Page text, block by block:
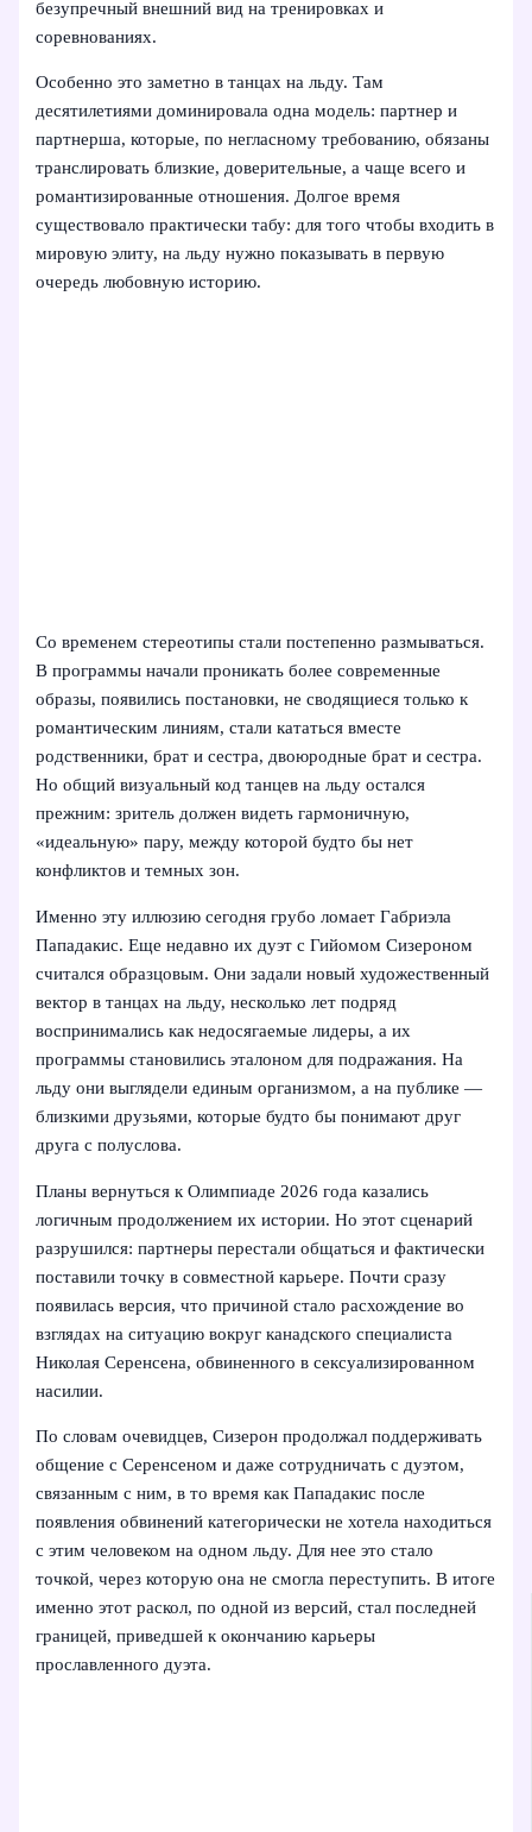
безупречный внешний вид на тренировках и
соревнованиях.
Особенно это заметно в танцах на льду. Там
десятилетиями доминировала одна модель: партнер и
партнерша, которые, по негласному требованию, обязаны
транслировать близкие, доверительные, а чаще всего и
романтизированные отношения. Долгое время
существовало практически табу: для того чтобы входить в
мировую элиту, на льду нужно показывать в первую
очередь любовную историю.
Со временем стереотипы стали постепенно размываться.
В программы начали проникать более современные
образы, появились постановки, не сводящиеся только к
романтическим линиям, стали кататься вместе
родственники, брат и сестра, двоюродные брат и сестра.
Но общий визуальный код танцев на льду остался
прежним: зритель должен видеть гармоничную,
«идеальную» пару, между которой будто бы нет
конфликтов и темных зон.
Именно эту иллюзию сегодня грубо ломает Габриэла
Пападакис. Еще недавно их дуэт с Гийомом Сизероном
считался образцовым. Они задали новый художественный
вектор в танцах на льду, несколько лет подряд
воспринимались как недосягаемые лидеры, а их
программы становились эталоном для подражания. На
льду они выглядели единым организмом, а на публике —
близкими друзьями, которые будто бы понимают друг
друга с полуслова.
Планы вернуться к Олимпиаде 2026 года казались
логичным продолжением их истории. Но этот сценарий
разрушился: партнеры перестали общаться и фактически
поставили точку в совместной карьере. Почти сразу
появилась версия, что причиной стало расхождение во
взглядах на ситуацию вокруг канадского специалиста
Николая Серенсена, обвиненного в сексуализированном
насилии.
По словам очевидцев, Сизерон продолжал поддерживать
общение с Серенсеном и даже сотрудничать с дуэтом,
связанным с ним, в то время как Пападакис после
появления обвинений категорически не хотела находиться
с этим человеком на одном льду. Для нее это стало
точкой, через которую она не смогла переступить. В итоге
именно этот раскол, по одной из версий, стал последней
границей, приведшей к окончанию карьеры
прославленного дуэта.